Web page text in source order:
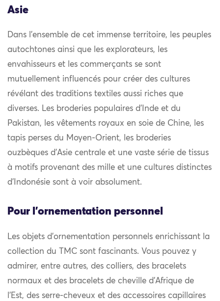
Asie
Dans l’ensemble de cet immense territoire, les peuples
autochtones ainsi que les explorateurs, les
envahisseurs et les commerçants se sont
mutuellement influencés pour créer des cultures
révélant des traditions textiles aussi riches que
diverses. Les broderies populaires d’Inde et du
Pakistan, les vêtements royaux en soie de Chine, les
tapis perses du Moyen-Orient, les broderies
ouzbèques d’Asie centrale et une vaste série de tissus
à motifs provenant des mille et une cultures distinctes
d’Indonésie sont à voir absolument.
Pour l'ornementation personnel
Les objets d’ornementation personnels enrichissant la
collection du TMC sont fascinants. Vous pouvez y
admirer, entre autres, des colliers, des bracelets
normaux et des bracelets de cheville d’Afrique de
l’Est, des serre-cheveux et des accessoires capillaires